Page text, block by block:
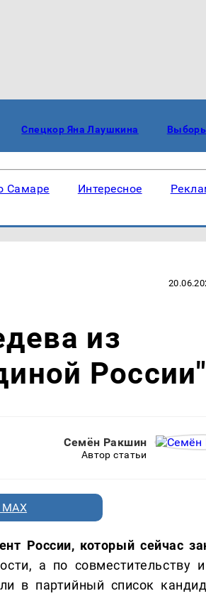
Спецкор Яна Лаушкина
Самаре Интересное
из
России"
Семён Ракшин
Автор статьи
России, который сейчас
а по совместительству
в партийный список